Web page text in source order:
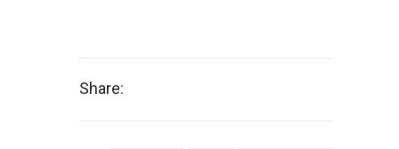
Share: